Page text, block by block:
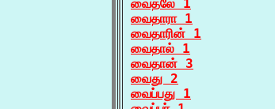
வைதலே 1
வைதாரா 1
வைதாரின் 1
வைதால் 1
வைதான் 3
வைது 2
வைப்பது 1